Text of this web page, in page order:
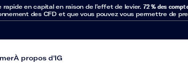
en capital en raison de l’effet de levier. 72 % des
des CFD et que vous pouvez vous permettre de
À propos d'IG